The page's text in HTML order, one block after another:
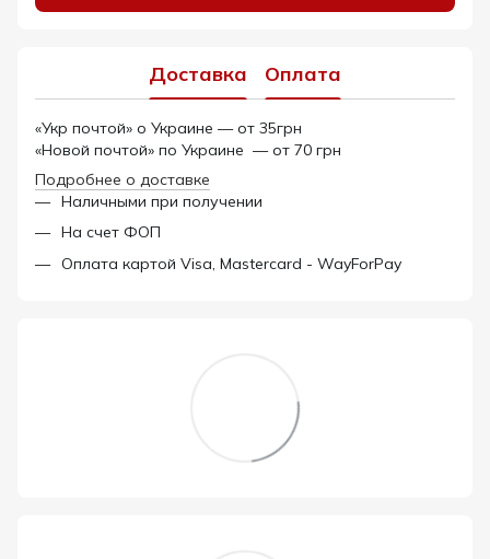
Доставка Оплата
«Укр почтой» о Украине — от 35грн
«Новой почтой» по Украине — от 70 грн
Подробнее о доставке
Наличными при получении
На счет ФОП
Оплата картой Visa, Mastercard - WayForPay